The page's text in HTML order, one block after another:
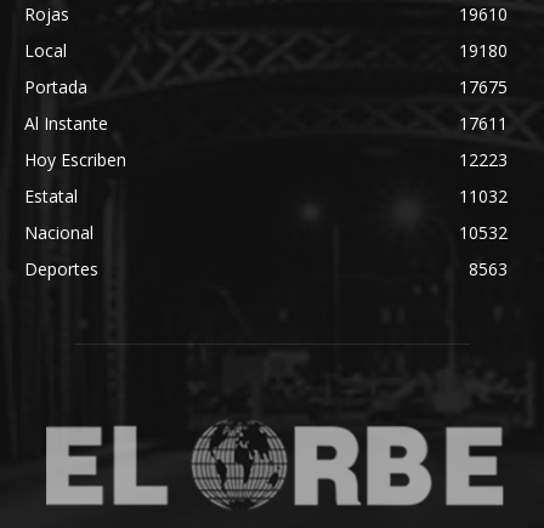
Rojas
19610
Local
19180
Portada
17675
Al Instante
17611
Hoy Escriben
12223
Estatal
11032
Nacional
10532
Deportes
8563